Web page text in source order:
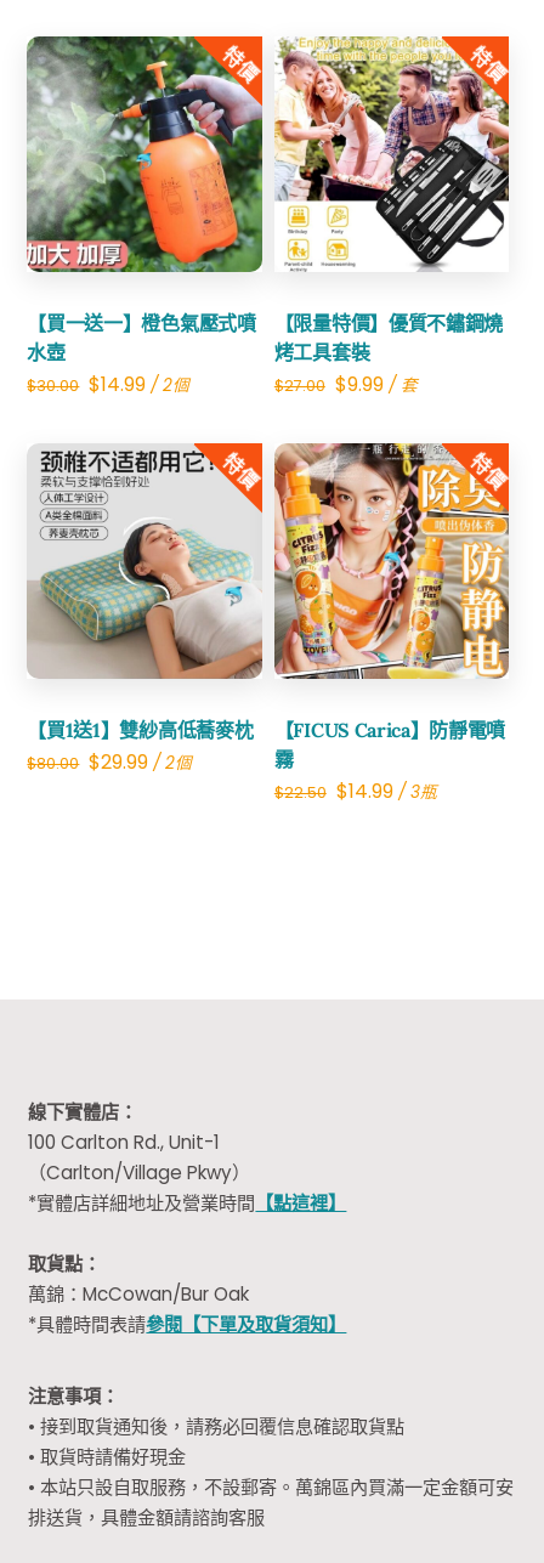
$99.99.$79.99.
was:
$30.00.
is:
$9.99.
特價
【買一送一】橙色氣壓式噴
水壺
$30.00 Original
was:
$30.00.
$14.99Current
is:
$14.99.
/ 2個
Share
特價
【限量特價】優質不鏽鋼燒
烤工具套裝
$27.00 Original
was:
$27.00.
$9.99Current
is:
$9.99.
/ 套
Share
特價
【買1送1】雙紗高低蕎麥枕
$80.00 Original
$29.99Current
/ 2個
Share
特價
【FICUS Carica】防靜電噴
霧
$22.50 Original
$14.99Current
/ 3瓶
Share
線下實體店：
100 Carlton Rd., Unit-1
（Carlton/Village Pkwy）
*實體店詳細地址及營業時間 【點這裡】
取貨點：
萬錦：McCowan/Bur Oak
*具體時間表請參閱【下單及取貨須知】
注意事項：
• 接到取貨通知後，請務必回覆信息確認取貨點
• 取貨時請備好現金
• 本站只設自取服務，不設郵寄。萬錦區內買滿一定金額可安
排送貨，具體金額請諮詢客服